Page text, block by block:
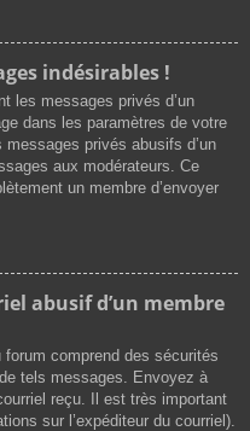
indésirables !
les messages privés d’un
dans les paramètres de votre
privés abusifs d’un
aux modérateurs. Ce
un membre d’envoyer
abusif d’un membre
forum comprend des sécurités
tels messages. Envoyez à
reçu. Il est très important
sur l’expéditeur du courriel).